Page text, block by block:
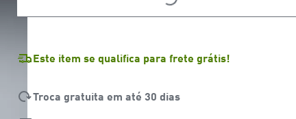
Este item se qualifica para frete grátis!
Troca gratuita em até 30 dias